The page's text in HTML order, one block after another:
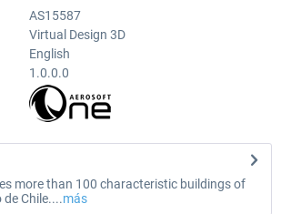
AS15587
Virtual Design 3D
English
1.0.0.0
more than 100 characteristic buildings of
Chile....más